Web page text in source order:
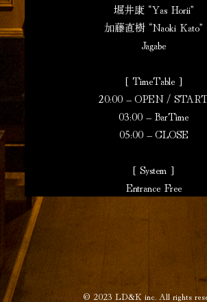
堀井康 “Yas Horii”
加藤直樹 “Naoki Kato”
Jagabe
[ TimeTable ]
20:00 – OPEN /
03:00 – BarTime
05:00 – CLOSE
[ System ]
Entrance Free
© 2023 LD&K inc. All rights